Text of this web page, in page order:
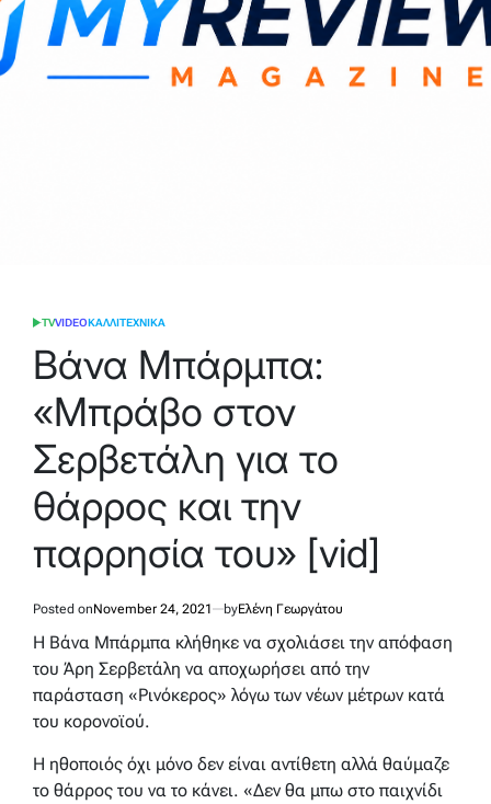
POSTED
TVVIDEOΚΑΛΛΙΤΕΧΝΙΚΑ
Βάνα Μπάρμπα:
«Mπράβο στον
Σερβετάλη για το
θάρρος και την
παρρησία του» [vid]
Posted onNovember 24, 2021 byΕλένη Γεωργάτου
Η Βάνα Μπάρμπα κλήθηκε να σχολιάσει την απόφαση
του Άρη Σερβετάλη να αποχωρήσει από την
παράσταση «Ρινόκερος» λόγω των νέων μέτρων κατά
του κορονοϊού.
Η ηθοποιός όχι μόνο δεν είναι αντίθετη αλλά θαύμαζε
το θάρρος του να το κάνει. «Δεν θα μπω στο παιχνίδι